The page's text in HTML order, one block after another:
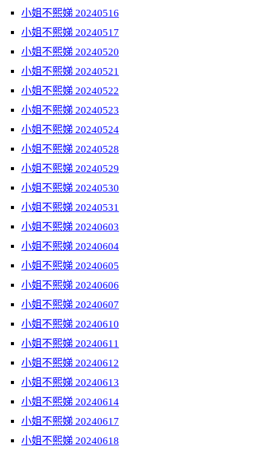
小姐不熙娣 20240516
小姐不熙娣 20240517
小姐不熙娣 20240520
小姐不熙娣 20240521
小姐不熙娣 20240522
小姐不熙娣 20240523
小姐不熙娣 20240524
小姐不熙娣 20240528
小姐不熙娣 20240529
小姐不熙娣 20240530
小姐不熙娣 20240531
小姐不熙娣 20240603
小姐不熙娣 20240604
小姐不熙娣 20240605
小姐不熙娣 20240606
小姐不熙娣 20240607
小姐不熙娣 20240610
小姐不熙娣 20240611
小姐不熙娣 20240612
小姐不熙娣 20240613
小姐不熙娣 20240614
小姐不熙娣 20240617
小姐不熙娣 20240618